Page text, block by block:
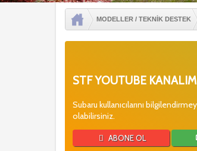
MODELLER / TEKNİK DESTEK
STF YOUTUBE
Subaru kullanıcılarını
olabilirsiniz.
ABONE OL